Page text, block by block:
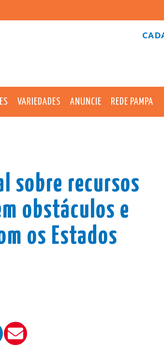
VARIEDADES ANUNCIE REDE PAMPA
sobre recursos
obstáculos e
os Estados